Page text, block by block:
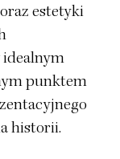
estetyki
punktem
historii.